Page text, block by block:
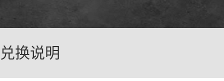
兑换说明